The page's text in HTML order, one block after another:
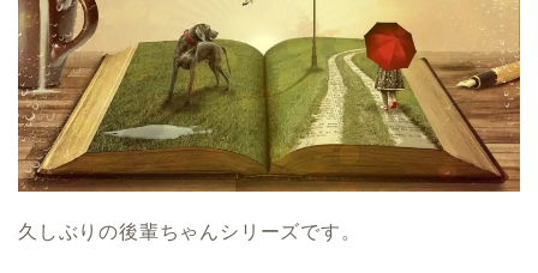
久しぶりの後輩ちゃんシリーズです。